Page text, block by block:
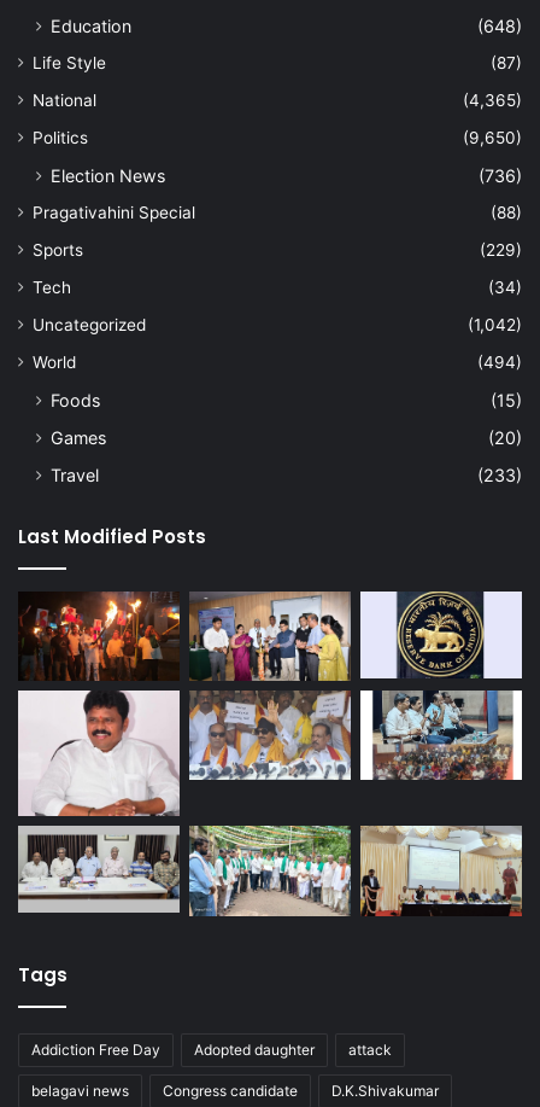
Education
(648)
Life Style
(87)
National
(4,365)
Politics
(9,650)
Election News (736)
Pragativahini Special
(88)
Sports
(229)
Tech
(34)
Uncategorized
(1,042)
World
(494)
Foods
(15)
Games
(20)
Travel
(233)
Last Modified Posts
Tags
Addiction Free Day Adopted daughter attack
belagavi news Congress candidate D.K.Shivakumar